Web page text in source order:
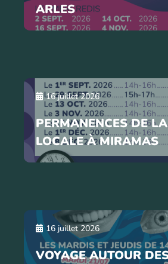
ARLES
16 juillet 2026
PERMANENCES DE
LOCALE À MIRAMAS
16 juillet 2026
VOYAGE AUTOUR